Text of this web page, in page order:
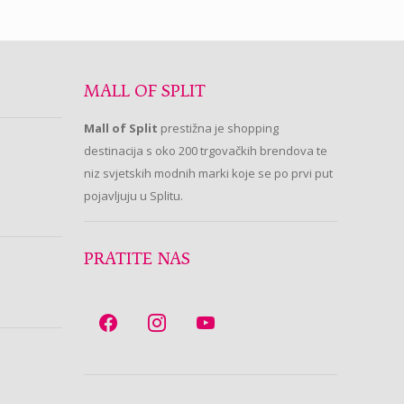
MALL OF SPLIT
Mall of Split prestižna je shopping
destinacija s oko 200 trgovačkih brendova te
niz svjetskih modnih marki koje se po prvi put
pojavljuju u Splitu.
PRATITE NAS